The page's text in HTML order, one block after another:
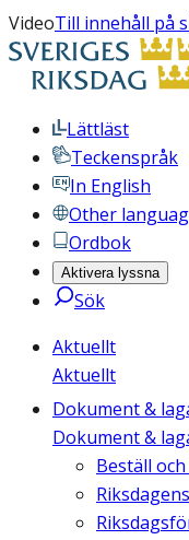
VideoTill innehåll på
Lättläst
Teckenspråk
In English
Other
Ordbok
Aktivera lyssna
Sök
Aktuellt
Aktuellt
Dokument &
Dokument &
Beställ